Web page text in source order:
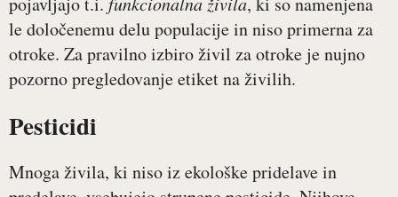
le določenemu delu populacije in niso primerna za
otroke. Za pravilno izbiro živil za otroke je nujno
pozorno pregledovanje etiket na živilih.
Pesticidi
Mnoga živila, ki niso iz ekološke pridelave in